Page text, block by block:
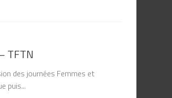
TFTN
des journées Femmes et
puis...